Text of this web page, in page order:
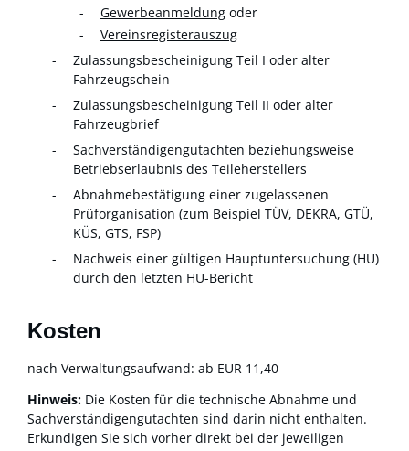
Gewerbeanmeldung oder
Vereinsregisterauszug
Zulassungsbescheinigung Teil I oder alter
Fahrzeugschein
Zulassungsbescheinigung Teil II oder alter
Fahrzeugbrief
Sachverständigengutachten beziehungsweise
Betriebserlaubnis des Teileherstellers
Abnahmebestätigung einer zugelassenen
Prüforganisation (zum Beispiel TÜV, DEKRA, GTÜ,
KÜS, GTS, FSP)
Nachweis einer gültigen Hauptuntersuchung (HU)
durch den letzten HU-Bericht
Kosten
nach Verwaltungsaufwand: ab EUR 11,40
Hinweis: Die Kosten für die technische Abnahme und
Sachverständigengutachten sind darin nicht enthalten.
Erkundigen Sie sich vorher direkt bei der jeweiligen